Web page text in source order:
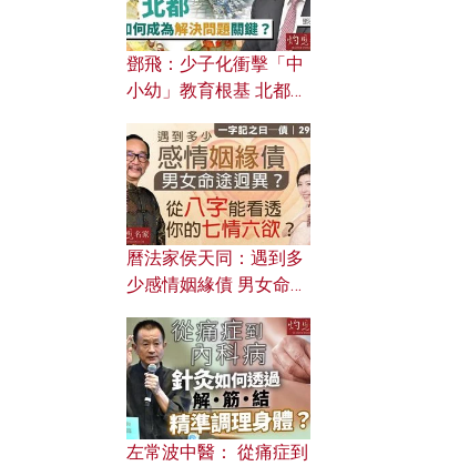
鄧飛：少子化衝擊「中
小幼」教育根基 北都如
曆法家侯天同：遇到多
少感情姻緣債 男女命途
的七情六欲？
左常波中醫： 從痛症到